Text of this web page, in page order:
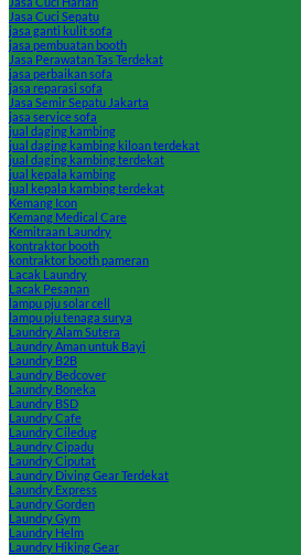
Jasa Cuci Sepatu
jasa ganti kulit sofa
jasa pembuatan booth
Jasa Perawatan Tas Terdekat
jasa perbaikan sofa
jasa reparasi sofa
Jasa Semir Sepatu Jakarta
jasa service sofa
jual daging kambing
jual daging kambing kiloan terdekat
jual daging kambing terdekat
jual kepala kambing
jual kepala kambing terdekat
Kemang Icon
Kemang Medical Care
Kemitraan Laundry
kontraktor booth
kontraktor booth pameran
Lacak Laundry
Lacak Pesanan
lampu pju solar cell
lampu pju tenaga surya
Laundry Alam Sutera
Laundry Aman untuk Bayi
Laundry B2B
Laundry Bedcover
Laundry Boneka
Laundry BSD
Laundry Cafe
Laundry Ciledug
Laundry Cipadu
Laundry Ciputat
Laundry Diving Gear Terdekat
Laundry Express
Laundry Gorden
Laundry Gym
Laundry Helm
Laundry Hiking Gear